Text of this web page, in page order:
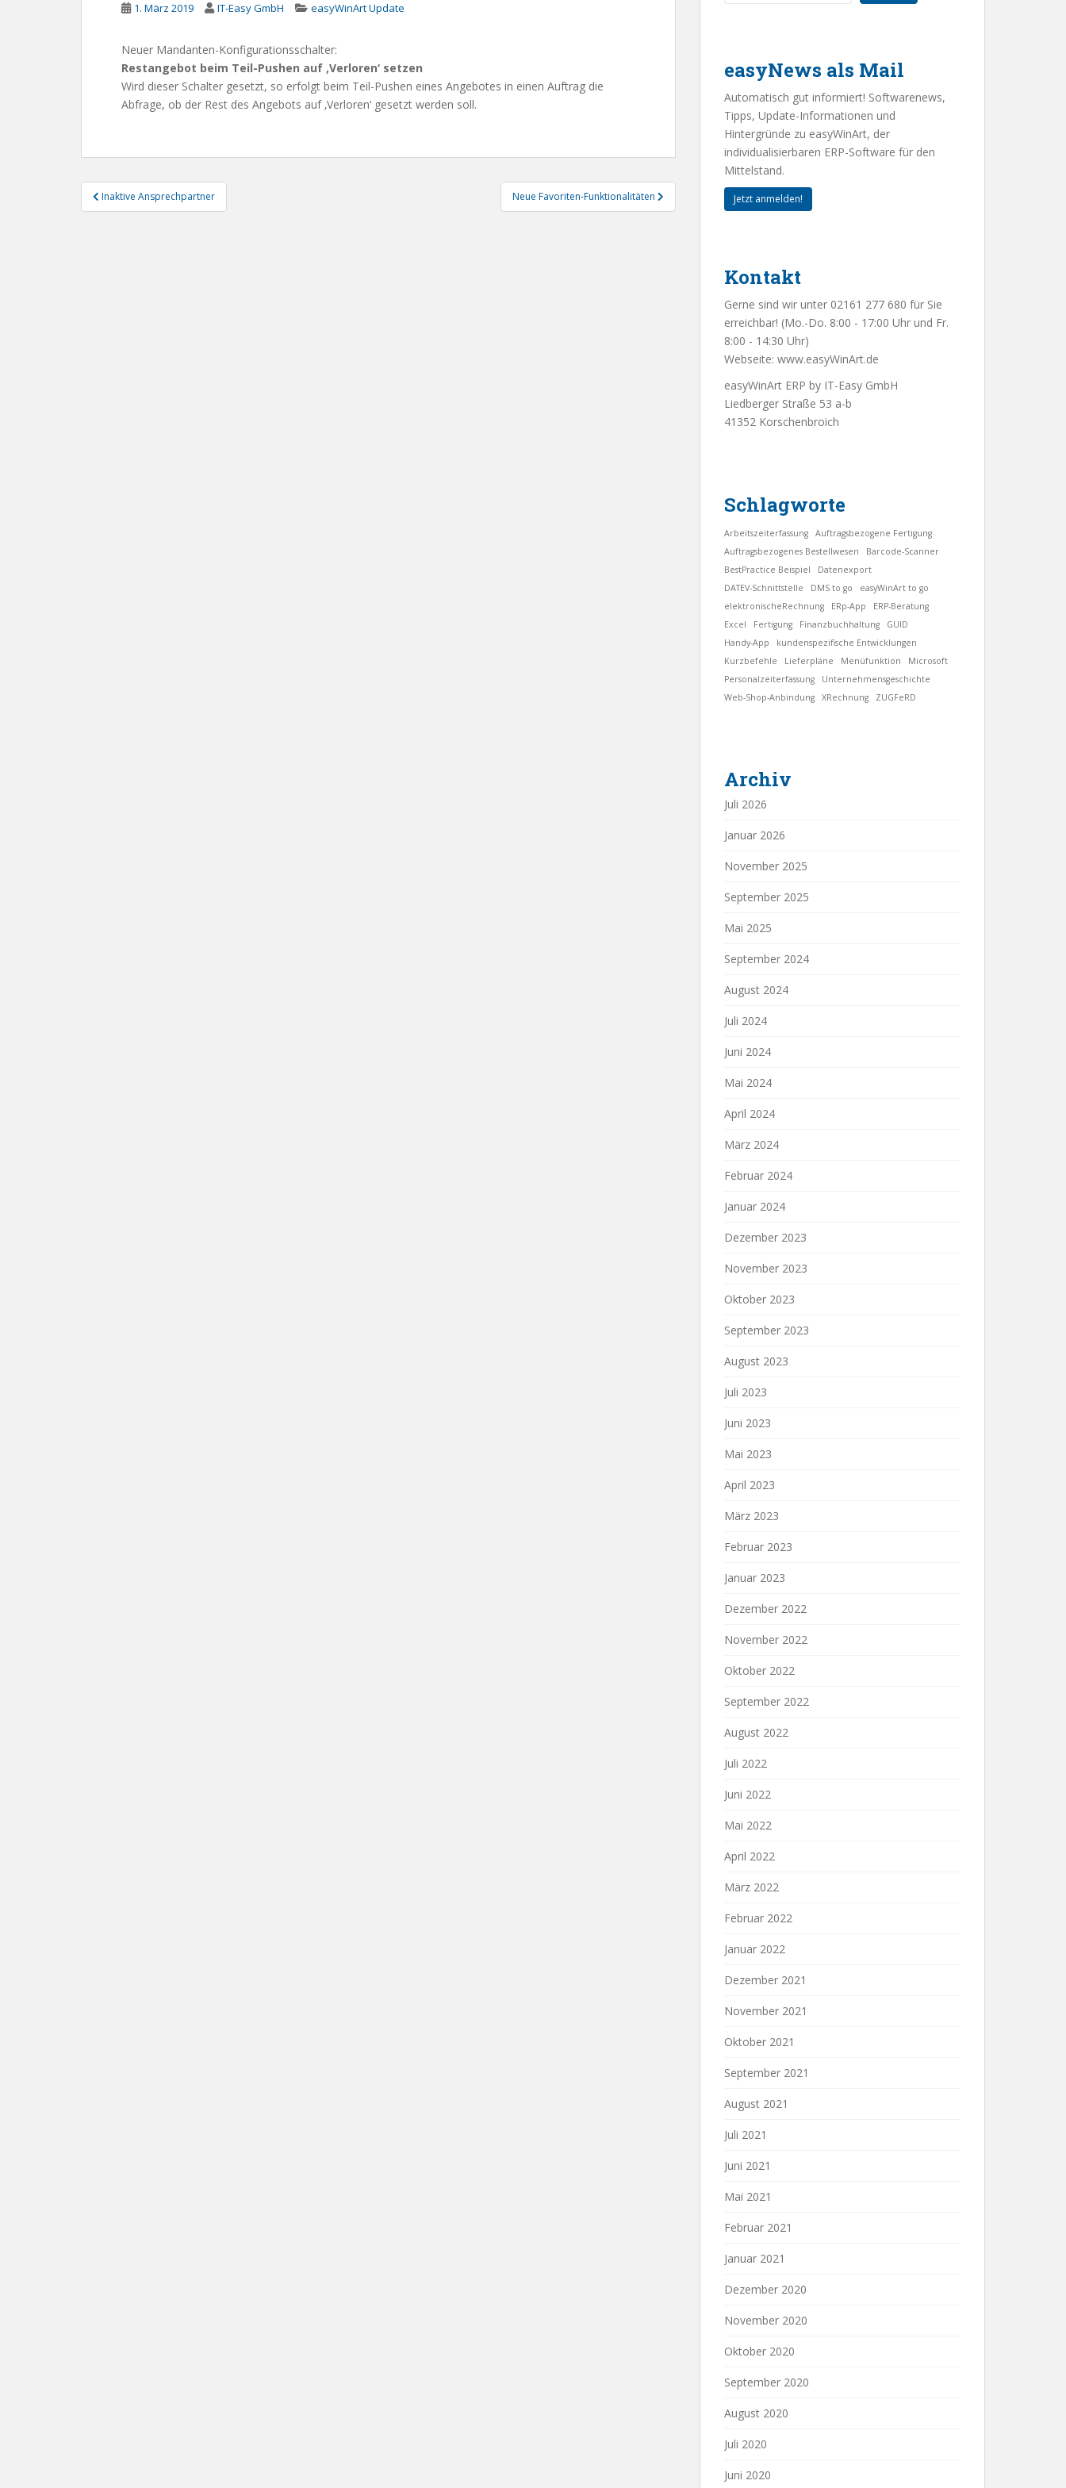
1. März 2019 IT-Easy GmbH easyWinArt Update
Neuer Mandanten-Konfigurationsschalter:
Restangebot beim Teil-Pushen auf ‚Verloren‘ setzen
Wird dieser Schalter gesetzt, so erfolgt beim Teil-Pushen eines Angebotes in einen Auftrag die
Abfrage, ob der Rest des Angebots auf ‚Verloren‘ gesetzt werden soll.
Beitragsnavigation
Inaktive Ansprechpartner Neue Favoriten-Funktionalitäten
easyNews als Mail
Automatisch gut informiert! Softwarenews,
Tipps, Update-Informationen und
Hintergründe zu easyWinArt, der
individualisierbaren ERP-Software für den
Mittelstand.
Jetzt anmelden!
Kontakt
Gerne sind wir unter 02161 277 680 für Sie
erreichbar! (Mo.-Do. 8:00 - 17:00 Uhr und Fr.
8:00 - 14:30 Uhr)
Webseite: www.easyWinArt.de
easyWinArt ERP by IT-Easy GmbH
Liedberger Straße 53 a-b
41352 Korschenbroich
Schlagworte
Arbeitszeiterfassung
Auftragsbezogene Fertigung
Auftragsbezogenes Bestellwesen
Barcode-Scanner
BestPractice Beispiel
Datenexport
DATEV-Schnittstelle
DMS to go
easyWinArt to go
elektronischeRechnung
ERp-App
ERP-Beratung
Excel
Fertigung Finanzbuchhaltung
GUID
Handy-App
kundenspezifische Entwicklungen
Kurzbefehle
Lieferpläne Menüfunktion
Microsoft
Personalzeiterfassung
Unternehmensgeschichte
Web-Shop-Anbindung
XRechnung ZUGFeRD
Archiv
Juli 2026
Januar 2026
November 2025
September 2025
Mai 2025
September 2024
August 2024
Juli 2024
Juni 2024
Mai 2024
April 2024
März 2024
Februar 2024
Januar 2024
Dezember 2023
November 2023
Oktober 2023
September 2023
August 2023
Juli 2023
Juni 2023
Mai 2023
April 2023
März 2023
Februar 2023
Januar 2023
Dezember 2022
November 2022
Oktober 2022
September 2022
August 2022
Juli 2022
Juni 2022
Mai 2022
April 2022
März 2022
Februar 2022
Januar 2022
Dezember 2021
November 2021
Oktober 2021
September 2021
August 2021
Juli 2021
Juni 2021
Mai 2021
Februar 2021
Januar 2021
Dezember 2020
November 2020
Oktober 2020
September 2020
August 2020
Juli 2020
Juni 2020